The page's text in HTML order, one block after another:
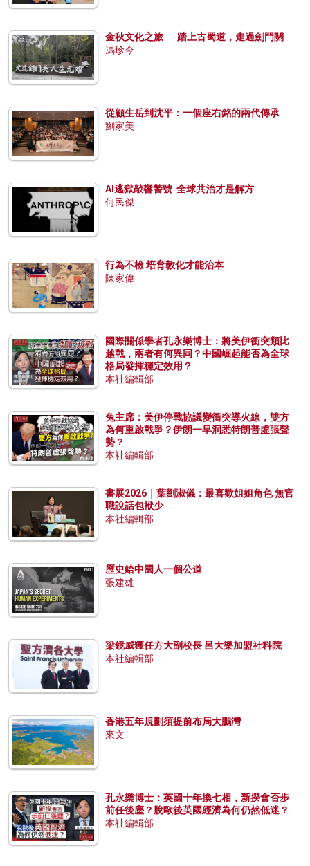
金秋文化之旅──踏上古蜀道，走過劍門關
馮珍今
從顧生岳到沈平：一個座右銘的兩代傳承
劉家美
AI逃獄敲響警號 全球共治才是解方
何民傑
行為不檢 培育教化才能治本
陳家偉
國際關係學者孔永樂博士：將美伊衝突類比
越戰，兩者有何異同？中國崛起能否為全球
格局發揮穩定效用？
本社編輯部
兔主席：美伊停戰協議變衝突導火線，雙方
為何重啟戰爭？伊朗一早洞悉特朗普虛張聲
勢？
本社編輯部
書展2026｜葉劉淑儀：最喜歡姐姐角色 無官
職說話包袱少
本社編輯部
歷史給中國人一個公道
張建雄
梁鏡威獲任方大副校長 呂大樂加盟社科院
本社編輯部
香港五年規劃須提前布局大鵬灣
來文
孔永樂博士：英國十年換七相，新揆會否步
前任後塵？脫歐後英國經濟為何仍然低迷？
本社編輯部